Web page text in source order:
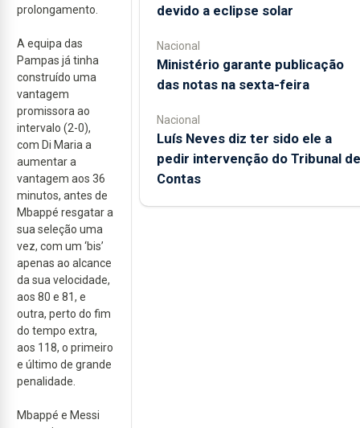
prolongamento.
A equipa das
Pampas já tinha
construído uma
vantagem
promissora ao
intervalo (2-0),
com Di Maria a
aumentar a
vantagem aos 36
minutos, antes de
Mbappé resgatar a
sua seleção uma
vez, com um ‘bis’
apenas ao alcance
da sua velocidade,
aos 80 e 81, e
outra, perto do fim
do tempo extra,
aos 118, o primeiro
e último de grande
penalidade.
Mbappé e Messi
devido a eclipse solar
Nacional
Ministério garante publicação
das notas na sexta-feira
Nacional
Luís Neves diz ter sido ele a
pedir intervenção do Tribunal de
Contas